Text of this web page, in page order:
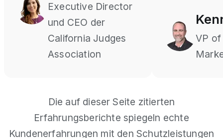
Executive Director
und CEO der
California Judges
Association
VP of
Die auf dieser Seite zitierten
Erfahrungsberichte spiegeln echte
Kundenerfahrungen mit den Schutzleistungen